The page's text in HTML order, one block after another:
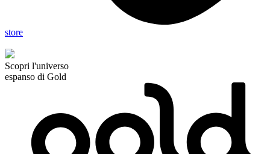
store
Scopri l'universo
espanso di Gold